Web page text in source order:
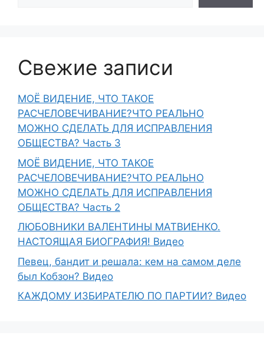
Свежие записи
МОЁ ВИДЕНИЕ, ЧТО ТАКОЕ
РАСЧЕЛОВЕЧИВАНИЕ?ЧТО РЕАЛЬНО
МОЖНО СДЕЛАТЬ ДЛЯ ИСПРАВЛЕНИЯ
ОБЩЕСТВА? Часть 3
МОЁ ВИДЕНИЕ, ЧТО ТАКОЕ
РАСЧЕЛОВЕЧИВАНИЕ?ЧТО РЕАЛЬНО
МОЖНО СДЕЛАТЬ ДЛЯ ИСПРАВЛЕНИЯ
ОБЩЕСТВА? Часть 2
ЛЮБОВНИКИ ВАЛЕНТИНЫ МАТВИЕНКО.
НАСТОЯЩАЯ БИОГРАФИЯ! Видео
Певец, бандит и решала: кем на самом деле
был Кобзон? Видео
КАЖДОМУ ИЗБИРАТЕЛЮ ПО ПАРТИИ? Видео